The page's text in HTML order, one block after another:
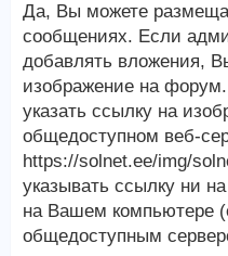
Да, Вы можете
сообщениях. Если
добавлять вложения,
изображение на
указать ссылку на
общедоступном веб-
https://solnet.ee/img/
указывать ссылку ни
на Вашем компьютере
общедоступным